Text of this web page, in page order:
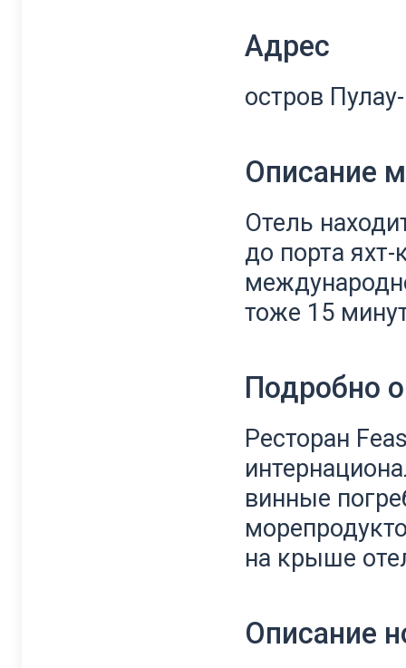
Адрес
остров
Описание
Отель
до порта яхт-
тоже 15
Подробно
Ресторан
винные
на крыше
Описание